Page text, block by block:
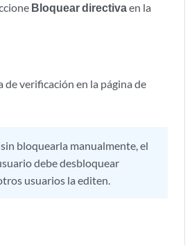
Bloquear directivaen la
de verificación en la página de
bloquearla manualmente, el
debe desbloquear
usuarios la editen.